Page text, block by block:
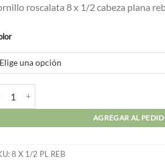
roscalata 8 x 1/2 cabeza plana
AGREGAR AL
8 X 1/2 PL REB